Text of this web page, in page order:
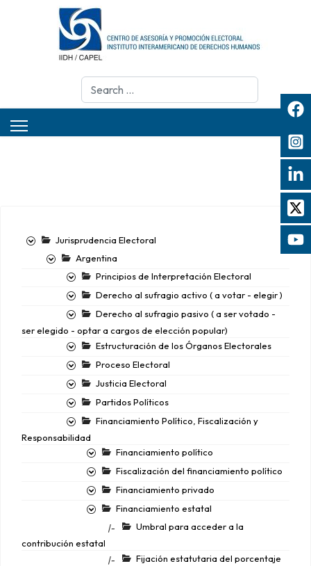
Search
Jurisprudencia Electoral
Argentina
Principios de Interpretación Electoral
Derecho al sufragio activo ( a votar - elegir )
Derecho al sufragio pasivo ( a ser votado -
ser elegido - optar a cargos de elección popular)
Estructuración de los Órganos Electorales
Proceso Electoral
Justicia Electoral
Partidos Políticos
Financiamiento Político, Fiscalización y
Responsabilidad
Financiamiento político
Fiscalización del financiamiento político
Financiamiento privado
Financiamiento estatal
|-
Umbral para acceder a la
contribución estatal
|-
Fijación estatutaria del porcentaje